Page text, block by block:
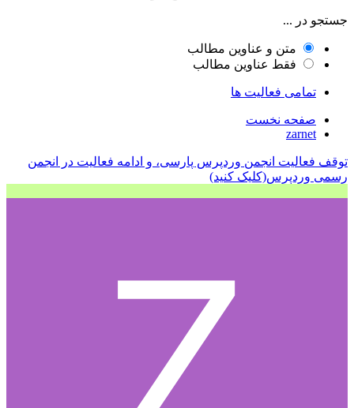
جستجو در ...
متن و عناوین مطالب
فقط عناوین مطالب
تمامی فعالیت ها
صفحه نخست
zarnet
توقف فعالیت انجمن وردپرس پارسی، و ادامه فعالیت در انجمن
رسمی وردپرس(کلیک کنید)